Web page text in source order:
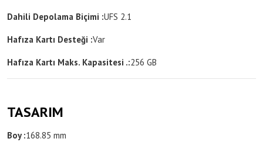
Dahili Depolama Biçimi :UFS 2.1
Hafıza Kartı Desteği :Var
Hafıza Kartı Maks. Kapasitesi .:256 GB
TASARIM
Boy :168.85 mm